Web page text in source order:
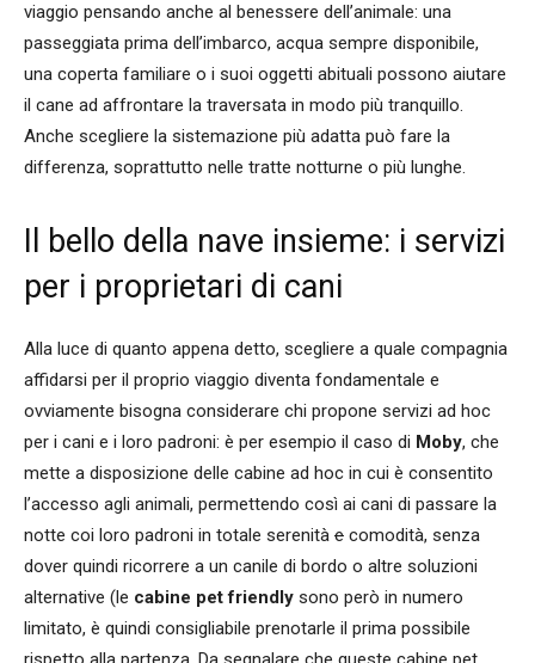
viaggio pensando anche al benessere dell’animale: una
passeggiata prima dell’imbarco, acqua sempre disponibile,
una coperta familiare o i suoi oggetti abituali possono aiutare
il cane ad affrontare la traversata in modo più tranquillo.
Anche scegliere la sistemazione più adatta può fare la
differenza, soprattutto nelle tratte notturne o più lunghe.
Il bello della nave insieme: i servizi
per i proprietari di cani
Alla luce di quanto appena detto, scegliere a quale compagnia
affidarsi per il proprio viaggio diventa fondamentale e
ovviamente bisogna considerare chi propone servizi ad hoc
per i cani e i loro padroni: è per esempio il caso di Moby, che
mette a disposizione delle cabine ad hoc in cui è consentito
l’accesso agli animali, permettendo così ai cani di passare la
notte coi loro padroni in totale serenità e comodità, senza
dover quindi ricorrere a un canile di bordo o altre soluzioni
alternative (le cabine pet friendly sono però in numero
limitato, è quindi consigliabile prenotarle il prima possibile